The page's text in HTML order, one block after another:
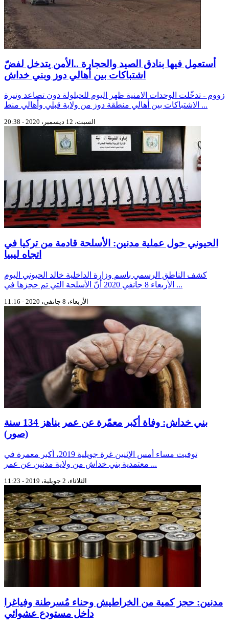
أستعمِل فيها بنادق الصيد والحجارة ..الأمن يتدخل لفضّ
اشتباكات بين أهالي دوز وبني خداش
زووم - تدخّلت الوحدات الامنية ظهر اليوم للحيلولة دون تصاعد وتيرة
الاشتباكات بين أهالي منطقة دوز من ولاية قبلي وأهالي منط ...
السبت، 12 ديسمبر، 2020 - 20:38
الحيوني حول عملية مدنين: الأسلحة قادمة من تركيا في
اتجاه ليبيا
كشف الناطق الرسمي باسم وزارة الداخلية خالد الحيوني اليوم
الأربعاء 8 جانفي 2020 أنّ الأسلحة التي تم حجزها في ...
الأربعاء، 8 جانفي، 2020 - 11:16
بني خداش: وفاة أكبر معمّرة عن عمر يناهز 134 سنة
(صور)
توفيت مساء أمس الإثنين غرة جويلية 2019، أكبر معمرة في
معتمدية بني خداش من ولاية مدنين عن عمر ...
الثلاثاء، 2 جويلية، 2019 - 11:23
مدنين: حجز كمية من الخراطيش وحناء مُسرطنة وفياغرا
داخل مستودع عشوائي